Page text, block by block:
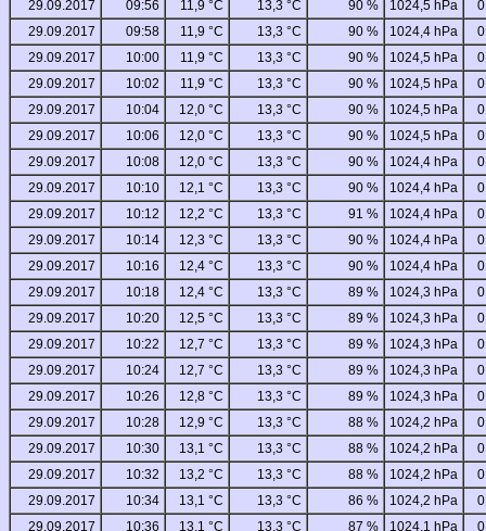
29.09.2017 09:56 11,9 °C 13,3 °C 90 % 1024,5 hPa
29.09.2017
09:58 11,9 °C 13,3 °C 90 % 1024,4 hPa
29.09.2017
10:00 11,9 °C 13,3 °C 90 % 1024,5 hPa
29.09.2017
10:02 11,9 °C 13,3 °C 90 % 1024,5 hPa
29.09.2017
10:04 12,0 °C 13,3 °C 90 % 1024,5 hPa
29.09.2017
10:06 12,0 °C 13,3 °C 90 % 1024,5 hPa
29.09.2017
10:08 12,0 °C 13,3 °C 90 % 1024,4 hPa
29.09.2017
10:10 12,1 °C 13,3 °C 90 % 1024,4 hPa
29.09.2017
10:12 12,2 °C 13,3 °C 91 % 1024,4 hPa
29.09.2017
10:14 12,3 °C 13,3 °C 90 % 1024,4 hPa
29.09.2017
10:16 12,4 °C 13,3 °C 90 % 1024,4 hPa
29.09.2017
10:18 12,4 °C 13,3 °C 89 % 1024,3 hPa
29.09.2017
10:20 12,5 °C 13,3 °C 89 % 1024,3 hPa
29.09.2017
10:22 12,7 °C 13,3 °C 89 % 1024,3 hPa
29.09.2017
10:24 12,7 °C 13,3 °C 89 % 1024,3 hPa
29.09.2017
10:26 12,8 °C 13,3 °C 89 % 1024,3 hPa
29.09.2017
10:28 12,9 °C 13,3 °C 88 % 1024,2 hPa
29.09.2017
10:30 13,1 °C 13,3 °C 88 % 1024,2 hPa
29.09.2017
10:32 13,2 °C 13,3 °C 88 % 1024,2 hPa
29.09.2017
10:34 13,1 °C 13,3 °C 86 % 1024,2 hPa
29.09.2017
10:36 13,1 °C 13,3 °C 87 % 1024,1 hPa